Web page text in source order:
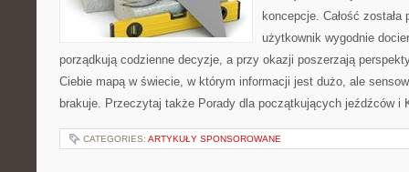
koncepcje. Całość
użytkownik wygodnie
porządkują codzienne decyzje, a przy okazji poszerzają
Ciebie mapą w świecie, w którym informacji jest dużo, ale
brakuje. Przeczytaj także Porady dla początkujących jeźdźców
CATEGORIES: ARTYKUŁY SPONSOROWANE